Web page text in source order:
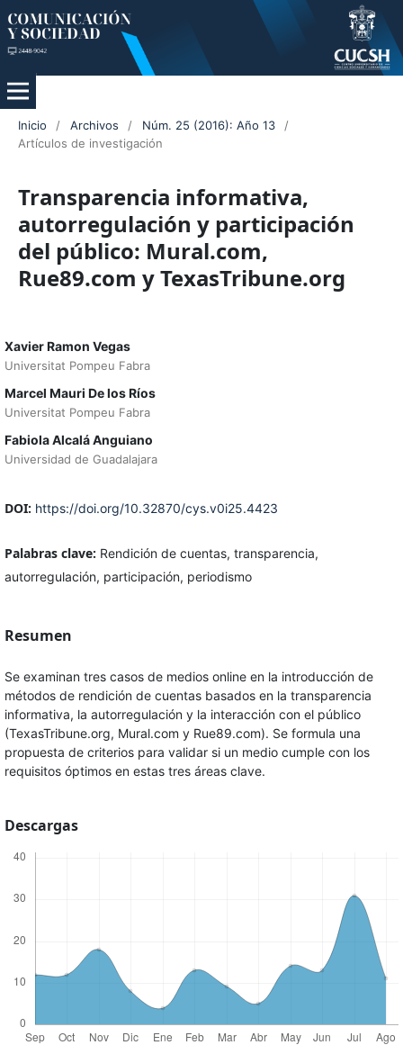
Inicio / Archivos / Núm. 25 (2016): Año 13
/
Artículos de investigación
Transparencia informativa,
autorregulación y participación
del público: Mural.com,
Rue89.com y TexasTribune.org
Xavier Ramon Vegas
Universitat Pompeu Fabra
Marcel Mauri De los Ríos
Universitat Pompeu Fabra
Fabiola Alcalá Anguiano
Universidad de Guadalajara
DOI: https://doi.org/10.32870/cys.v0i25.4423
Palabras clave: Rendición de cuentas, transparencia,
autorregulación, participación, periodismo
Resumen
Se examinan tres casos de medios online en la introducción de
métodos de rendición de cuentas basados en la transparencia
informativa, la autorregulación y la interacción con el público
(TexasTribune.org, Mural.com y Rue89.com). Se formula una
propuesta de criterios para validar si un medio cumple con los
requisitos óptimos en estas tres áreas clave.
Descargas